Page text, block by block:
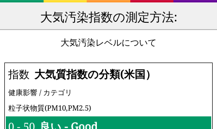
大気汚染指数の測定方法:
大気汚染レベルについて
指数 大気質指数の分類(米国）
健康影響 / カテゴリ
粒子状物質(PM10,PM2.5)